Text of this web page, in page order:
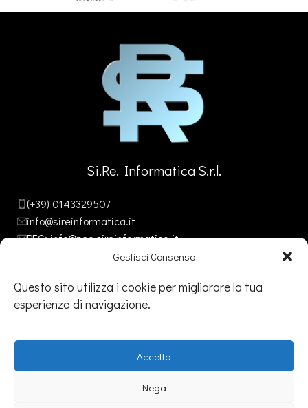
Gestisci Consenso
Questo sito utilizza i cookie per migliorare la tua
esperienza di navigazione.
Accetta
Nega
Si.Re. Informatica S.r.l.
(+39) 0143329507
info@sireinformatica.it
PEC: info@pec.sireinformatica.it
SEDE
Via Stefano Canzio, 3 - 15067 Novi Ligure (AL)
Via Bandello, 9 – Tortona (AL)
Torino, Arenzano e Varese